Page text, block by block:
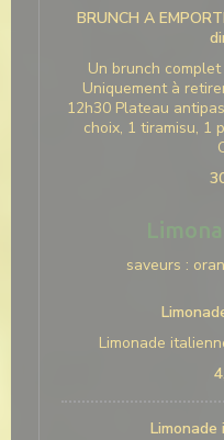
BRUNCH A
Un brunch complet
Uniquement à
12h30 Plateau
choix, 1 tiramisu, 1
saveurs :
Limonade